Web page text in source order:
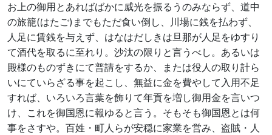
お上の御用とあればばかに威光を振るうのみならず、道中
の旅籠(はたご)までもただ食い倒し、川場に銭を払わず、
人足に賃銭を与えず、はなはだしきは旦那が人足をゆすり
て酒代を取るに至れり。沙汰の限りと言うべし。あるいは
殿様のものずきにて普請をするか、または役人の取り計ら
いにていらざる事を起こし、無益に金を費やして入用不足
すれば、いろいろ言葉を飾りて年貢を増し御用金を言いつ
け、これを御国恩に報ゆると言う。そもそも御国恩とは何
事をさすや。百姓・町人らが安穏に家業を営み、盗賊・人